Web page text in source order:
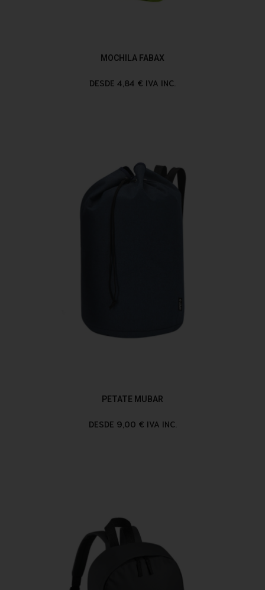
MOCHILA FABAX
DESDE 4,84 € IVA INC.
PETATE MUBAR
DESDE 9,00 € IVA INC.